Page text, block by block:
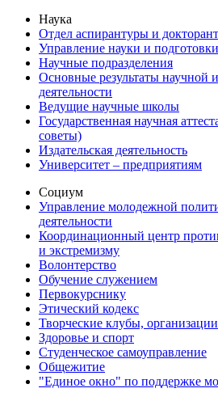
Наука
Отдел аспирантуры и
Управление науки и
Научные подразделения
Основные результаты научной
деятельности
Ведущие научные школы
Государственная научная
советы)
Издательская деятельность
Университет – предприятиям
Социум
Управление молодежной
деятельности
Координационный центр
и экстремизму
Волонтерство
Обучение служением
Первокурснику
Этический кодекс
Творческие клубы, организации
Здоровье и спорт
Студенческое самоуправление
Общежитие
"Единое окно" по поддержке